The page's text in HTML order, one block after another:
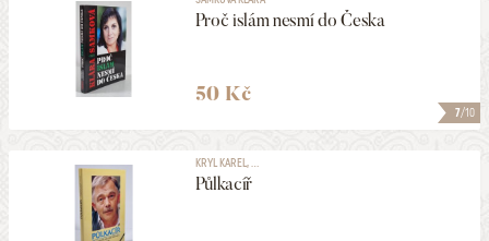
7/10
Proč islám nesmí do Česka
50 Kč
KRYL KAREL, ...
Půlkacíř